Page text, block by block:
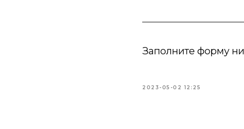
Заполните форму
2023-05-02 12:25